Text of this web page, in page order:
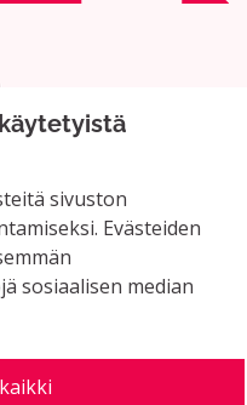
sivuston
Evästeiden
sosiaalisen median